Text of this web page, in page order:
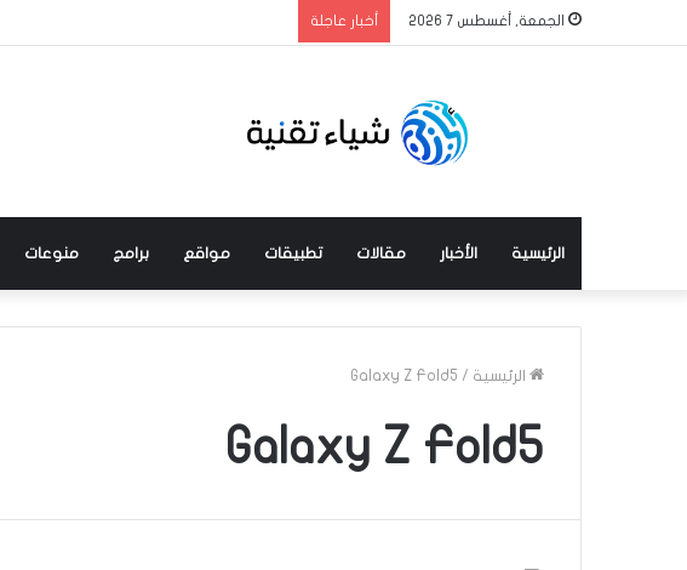
الجمعة, أغسطس 7 2026 أخبار عاجلة
الرئيسية الأخبار مقالات تطبيقات مواقع برامج منوعات
الرئيسية /
Galaxy Z Fold5
Galaxy Z Fold5